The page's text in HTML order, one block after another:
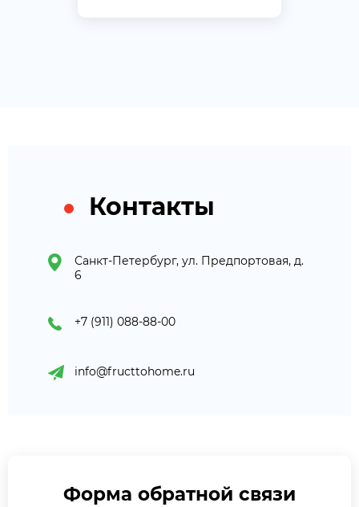
Контакты
Санкт-Петербург, ул. Предпортовая, д.
6
+7 (911) 088-88-00
info@fructtohome.ru
Форма обратной связи